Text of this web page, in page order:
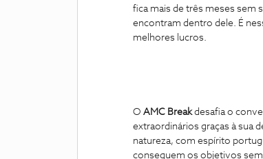
fica mais de três meses sem
encontram dentro dele. É
melhores lucros.
O AMC Breakdesafia o
extraordinários graças à sua
natureza, com espírito
conseguem os objetivos